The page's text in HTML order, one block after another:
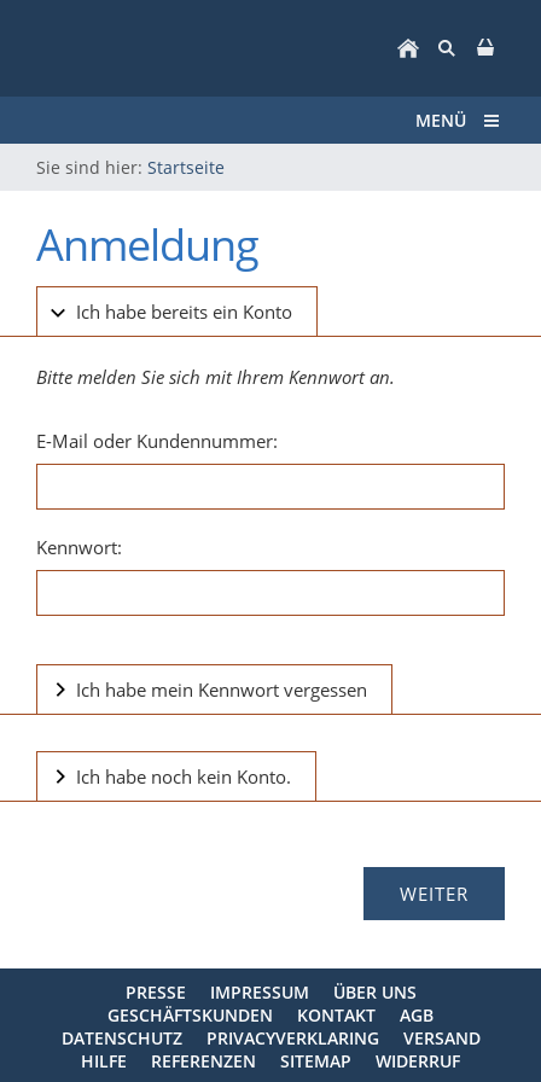
MENÜ
Sie sind hier: Startseite
Anmeldung
Ich habe bereits ein Konto
Bitte melden Sie sich mit Ihrem Kennwort an.
E-Mail oder Kundennummer:
Kennwort:
Ich habe mein Kennwort vergessen
Ich habe noch kein Konto.
PRESSE IMPRESSUM
ÜBER UNS
GESCHÄFTSKUNDEN
KONTAKT
AGB
DATENSCHUTZ
PRIVACYVERKLARING
VERSAND
HILFE
REFERENZEN SITEMAP WIDERRUF